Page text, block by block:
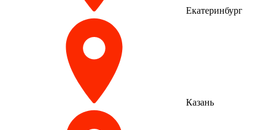
Екатеринбург
Казань